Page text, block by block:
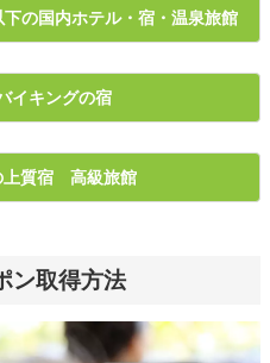
の国内ホテル・宿・温泉旅館
イキングの宿
上質宿 高級旅館
ン取得方法